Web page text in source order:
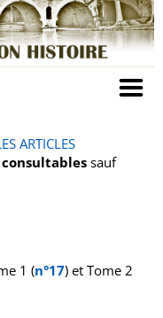
ARTICLES
sauf
1 (n°17) et Tome 2